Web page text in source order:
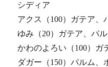
シディア
アクス（100）ガテア、
ゆみ（20）ガテア、パ
かわのよろい（100）ガ
ダガー（150）パルム、